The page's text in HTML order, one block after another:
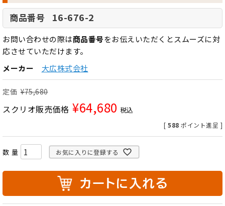
商品番号 16-676-2
お問い合わせの際は商品番号をお伝えいただくとスムーズに対
応させていただけます。
メーカー
大広株式会社
定価 ¥75,680
スクリオ販売価格 ¥64,680 税込
[ 588 ポイント進呈 ]
お気に入りに登録する